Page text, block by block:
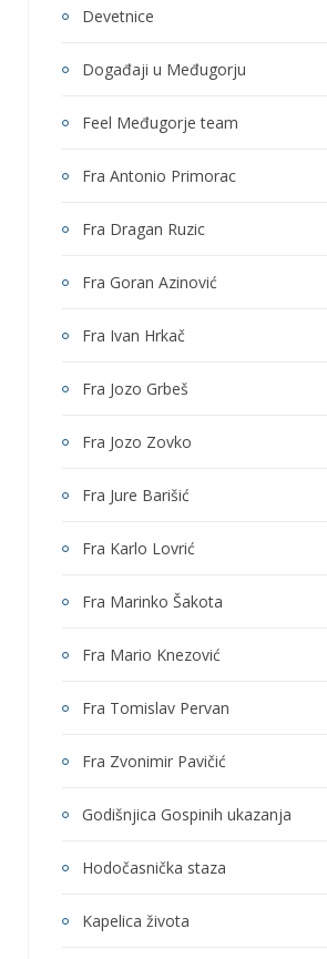
Devetnice
Događaji u Međugorju
Feel Međugorje team
Fra Antonio Primorac
Fra Dragan Ruzic
Fra Goran Azinović
Fra Ivan Hrkač
Fra Jozo Grbeš
Fra Jozo Zovko
Fra Jure Barišić
Fra Karlo Lovrić
Fra Marinko Šakota
Fra Mario Knezović
Fra Tomislav Pervan
Fra Zvonimir Pavičić
Godišnjica Gospinih ukazanja
Hodočasnička staza
Kapelica života